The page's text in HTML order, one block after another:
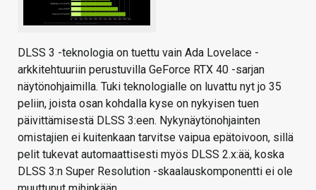
DLSS 3 -teknologia on tuettu vain Ada Lovelace -
arkkitehtuuriin perustuvilla GeForce RTX 40 -sarjan
näytönohjaimilla. Tuki teknologialle on luvattu nyt jo 35
peliin, joista osan kohdalla kyse on nykyisen tuen
päivittämisestä DLSS 3:een. Nykynäytönohjainten
omistajien ei kuitenkaan tarvitse vaipua epätoivoon, sillä
pelit tukevat automaattisesti myös DLSS 2.x:ää, koska
DLSS 3:n Super Resolution -skaalauskomponentti ei ole